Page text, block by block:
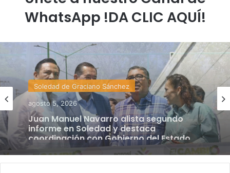
WhatsApp !DA CLIC AQUÍ!
Soledad de Graciano Sánchez
agosto 5, 2026
Estado
agosto 4, 2026
Luis Mejía inicia diagnóstico en Parques
Tangamanga y defiende llegada tras
renunciar al PRI